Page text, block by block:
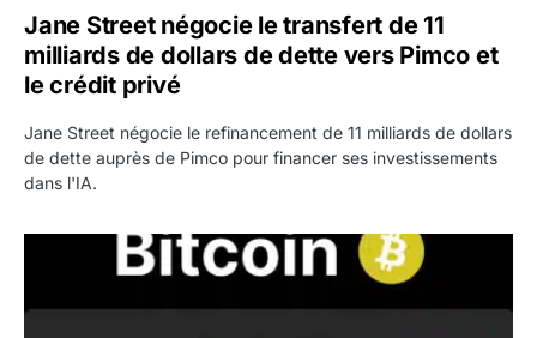
Jane Street négocie le transfert de 11
milliards de dollars de dette vers Pimco et
le crédit privé
Jane Street négocie le refinancement de 11 milliards de dollars
de dette auprès de Pimco pour financer ses investissements
dans l'IA.
Bitcoin stagne à 64 000 dollars pendant que les